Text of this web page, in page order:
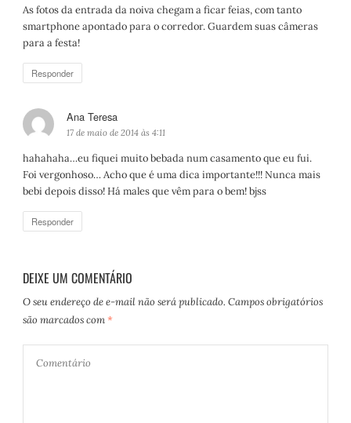
As fotos da entrada da noiva chegam a ficar feias, com tanto
smartphone apontado para o corredor. Guardem suas câmeras
para a festa!
Responder
Ana Teresa
i
s
e
:
17 de maio de 2014 às 4:11
hahahaha…eu fiquei muito bebada num casamento que eu fui.
Foi vergonhoso… Acho que é uma dica importante!!! Nunca mais
bebi depois disso! Há males que vêm para o bem! bjss
Responder
DEIXE UM COMENTÁRIO
O seu endereço de e-mail não será publicado. Campos obrigatórios
são marcados com *